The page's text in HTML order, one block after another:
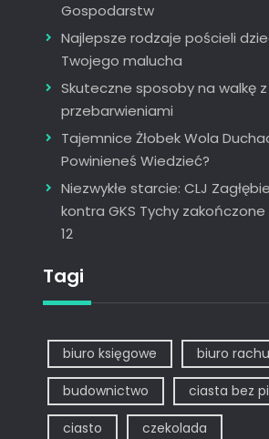
Gospodarstw
Najlepsze rodzaje pościeli
Twojego malucha
Skuteczne sposoby na walkę z
przebarwieniami
Tajemnice Żłobek Wola
Powinieneś Wiedzieć?
Niezwykłe starcie: CLJ
kontra GKS Tychy
12
Tagi
biuro księgowe biuro
budownictwo ciasta bez
ciasto czekolada